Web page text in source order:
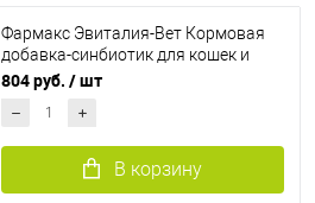
Фармакс Эвиталия-Вет Кормовая
добавка-синбиотик для кошек и
собак (30 табл.)
804 руб. / шт
В корзину